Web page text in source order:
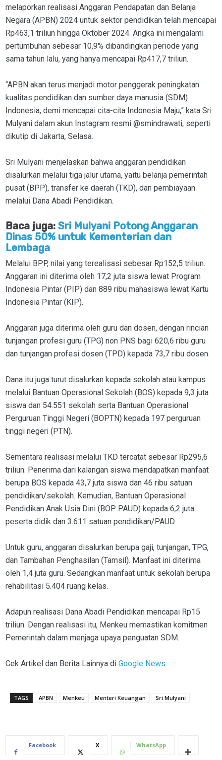
melaporkan realisasi Anggaran Pendapatan dan Belanja
Negara (APBN) 2024 untuk sektor pendidikan telah mencapai
Rp463,1 triliun hingga Oktober 2024. Angka ini mengalami
pertumbuhan sebesar 10,9% dibandingkan periode yang
sama tahun lalu, yang hanya mencapai Rp417,7 triliun.
“APBN akan terus menjadi motor penggerak peningkatan
kualitas pendidikan dan sumber daya manusia (SDM)
Indonesia, demi mencapai cita-cita Indonesia Maju,” kata Sri
Mulyani dalam akun Instagram resmi @smindrawati, seperti
dikutip di Jakarta, Selasa.
Sri Mulyani menjelaskan bahwa anggaran pendidikan
disalurkan melalui tiga jalur utama, yaitu belanja pemerintah
pusat (BPP), transfer ke daerah (TKD), dan pembiayaan
melalui Dana Abadi Pendidikan.
Baca juga: Sri Mulyani Potong Anggaran
Dinas 50% untuk Kementerian dan
Lembaga
Melalui BPP, nilai yang terealisasi sebesar Rp152,5 triliun.
Anggaran ini diterima oleh 17,2 juta siswa lewat Program
Indonesia Pintar (PIP) dan 889 ribu mahasiswa lewat Kartu
Indonesia Pintar (KIP).
Anggaran juga diterima oleh guru dan dosen, dengan rincian
tunjangan profesi guru (TPG) non PNS bagi 620,6 ribu guru
dan tunjangan profesi dosen (TPD) kepada 73,7 ribu dosen.
Dana itu juga turut disalurkan kepada sekolah atau kampus
melalui Bantuan Operasional Sekolah (BOS) kepada 9,3 juta
siswa dan 54.551 sekolah serta Bantuan Operasional
Perguruan Tinggi Negeri (BOPTN) kepada 197 perguruan
tinggi negeri (PTN).
Sementara realisasi melalui TKD tercatat sebesar Rp295,6
triliun. Penerima dari kalangan siswa mendapatkan manfaat
berupa BOS kepada 43,7 juta siswa dan 46 ribu satuan
pendidikan/sekolah. Kemudian, Bantuan Operasional
Pendidikan Anak Usia Dini (BOP PAUD) kepada 6,2 juta
peserta didik dan 3.611 satuan pendidikan/PAUD.
Untuk guru, anggaran disalurkan berupa gaji, tunjangan, TPG,
dan Tambahan Penghasilan (Tamsil). Manfaat ini diterima
oleh 1,4 juta guru. Sedangkan manfaat untuk sekolah berupa
rehabilitasi 5.404 ruang kelas.
Adapun realisasi Dana Abadi Pendidikan mencapai Rp15
triliun. Dengan realisasi itu, Menkeu memastikan komitmen
Pemerintah dalam menjaga upaya penguatan SDM.
Cek Artikel dan Berita Lainnya di Google News
TAGS APBN Menkeu Menteri Keuangan Sri Mulyani
Facebook X WhatsApp